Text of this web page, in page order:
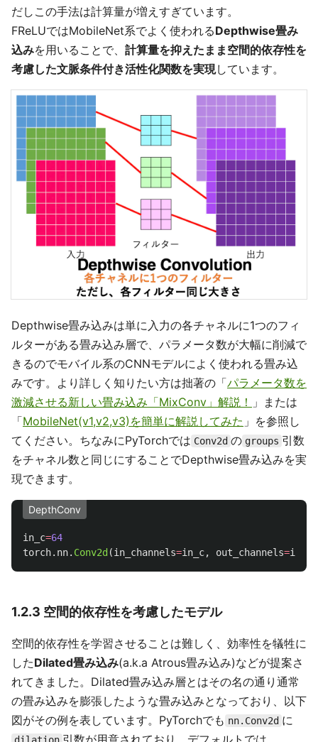
だしこの手法は計算量が増えすぎています。
FReLUではMobileNet系でよく使われるDepthwise畳み
込みを用いることで、 計算量を抑えたまま空間的依存性を
考慮した文脈条件付き活性化関数を実現しています。
Depthwise畳み込みは単に入力の各チャネルに1つのフィ
ルターがある畳み込み層で、パラメータ数が大幅に削減で
きるのでモバイル系のCNNモデルによく使われる畳み込
みです。より詳しく知りたい方は拙著の「パラメータ数を
激減させる新しい畳み込み「MixConv」解説！ 」または
「MobileNet(v1,v2,v3)を簡単に解説してみた 」を参照し
てください。ちなみにPyTorchでは Conv2d の groups 引数
をチャネル数と同じにすることでDepthwise畳み込みを実
現できます。
DepthConv
in_c=64
torch. nn. Conv2d(in_channels=in_c, out_channels=in_c
1.2.3 空間的依存性を考慮したモデル
空間的依存性を学習させることは難しく、効率性を犠牲に
したDilated畳み込み(a.k.a Atrous畳み込み)などが提案さ
れてきました。Dilated畳み込み層とはその名の通り通常
の畳み込みを膨張したような畳み込みとなっており、以下
図がその例を表しています。PyTorchでも nn.Conv2d に
dilation 引数が用意されており、デフォルトでは